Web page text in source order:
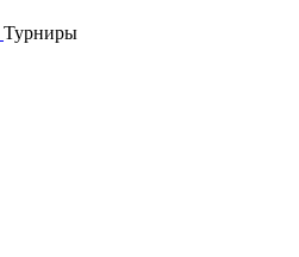
Турниры